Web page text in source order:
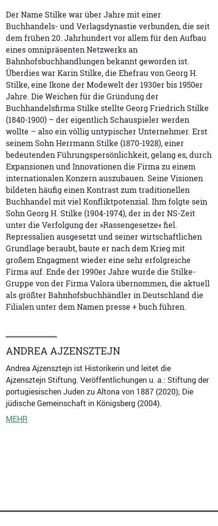
Der Name Stilke war über Jahre mit einer
Buchhandels- und Verlagsdynastie verbunden, die seit
dem frühen 20. Jahrhundert vor allem für den Aufbau
eines omnipräsenten Netzwerks an
Bahnhofsbuchhandlungen bekannt geworden ist.
Überdies war Karin Stilke, die Ehefrau von Georg H.
Stilke, eine Ikone der Modewelt der 1930er bis 1950er
Jahre. Die Weichen für die Gründung der
Buchhandelsfirma Stilke stellte Georg Friedrich Stilke
(1840-1900) – der eigentlich Schauspieler werden
wollte – also ein völlig untypischer Unternehmer. Erst
seinem Sohn Herrmann Stilke (1870-1928), einer
bedeutenden Führungspersönlichkeit, gelang es, durch
Expansionen und Innovationen die Firma zu einem
internationalen Konzern auszubauen. Seine Visionen
bildeten häufig einen Kontrast zum traditionellen
Buchhandel mit viel Konfliktpotenzial. Ihm folgte sein
Sohn Georg H. Stilke (1904-1974), der in der NS-Zeit
unter die Verfolgung der »Rassengesetze« fiel.
Repressalien ausgesetzt und seiner wirtschaftlichen
Grundlage beraubt, baute er nach dem Krieg mit
großem Engagment wieder eine sehr erfolgreiche
Firma auf. Ende der 1990er Jahre wurde die Stilke-
Gruppe von der Firma Valora übernommen, die aktuell
als größter Bahnhofsbuchhändler in Deutschland die
Filialen unter dem Namen presse + buch führen.
ANDREA AJZENSZTEJN
Andrea Ajzensztejn ist Historikerin und leitet die
Ajzensztejn Stiftung. Veröffentlichungen u. a.: Stiftung der
portugiesischen Juden zu Altona von 1887 (2020); Die
jüdische Gemeinschaft in Königsberg (2004).
MEHR